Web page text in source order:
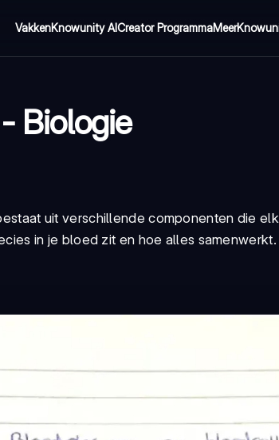
VakkenKnowunity AICreator ProgrammaMeer
Biologie
uit verschillende componenten die
in je bloed zit en hoe alles samenwerkt.